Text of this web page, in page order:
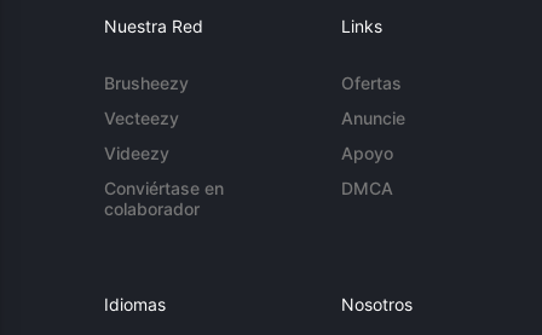
Nuestra Red
Brusheezy
Vecteezy
Videezy
Conviértase en
colaborador
Links
Ofertas
Anuncie
Apoyo
DMCA
Idiomas Nosotros